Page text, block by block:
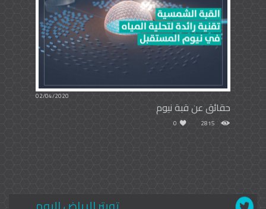
02/04/2020
حقائق عن قبة نيوم
2815
0